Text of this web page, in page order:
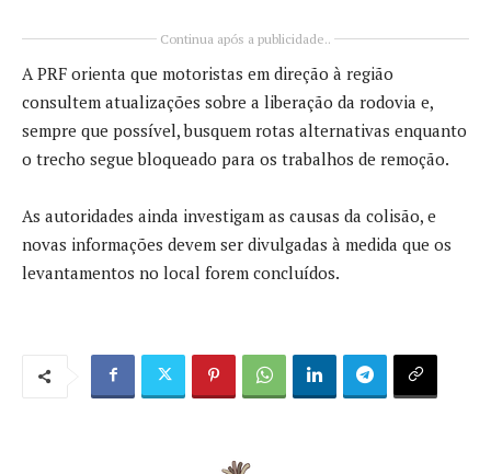
Continua após a publicidade..
A PRF orienta que motoristas em direção à região
consultem atualizações sobre a liberação da rodovia e,
sempre que possível, busquem rotas alternativas enquanto
o trecho segue bloqueado para os trabalhos de remoção.
As autoridades ainda investigam as causas da colisão, e
novas informações devem ser divulgadas à medida que os
levantamentos no local forem concluídos.